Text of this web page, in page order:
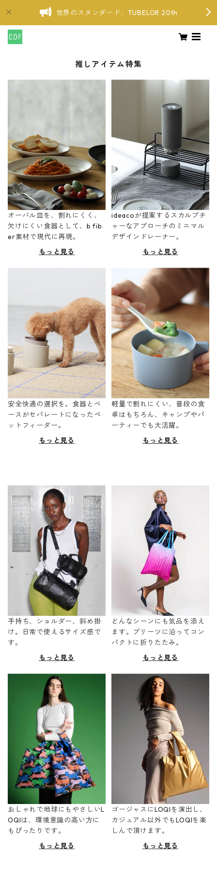
世界のスタンダード、TUBELOR 20th
推しアイテム特集
オーバル皿を、割れにくく、
欠けにくい食器として、b fib
er素材で現代に再現。
もっと見る
ideacoが提案するスカルプチ
ャーなアプローチのミニマル
デザインドレーナー。
もっと見る
安全快適の選択を。食器とベ
ースがセパレートになったペ
ットフィーダー。
もっと見る
軽量で割れにくい、普段の食
卓はもちろん、キャンプやパ
ーティーでも大活躍。
もっと見る
手持ち、ショルダー、斜め掛
け。日常で使えるサイズ感で
す。
もっと見る
どんなシーンにも気品を添え
ます。プリーツに沿ってコン
パクトに折りたたみ。
もっと見る
おしゃれで地球にもやさしいL
OQIは、環境意識の高い方に
もぴったりです。
もっと見る
ゴージャスにLOQIを演出し、
カジュアル以外でもLOQIを楽
しんで頂けます。
もっと見る